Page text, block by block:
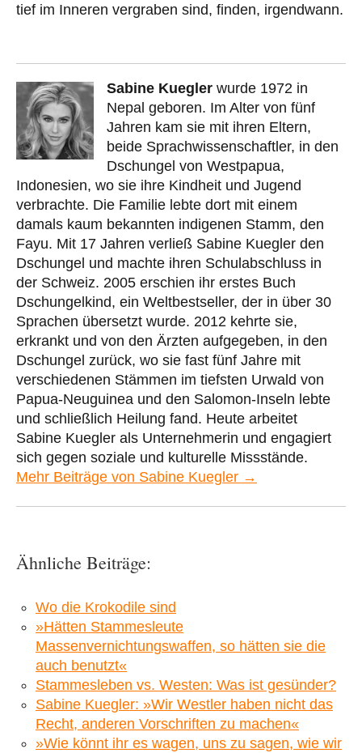
tief im Inneren vergraben sind, finden, irgendwann.
Sabine Kuegler wurde 1972 in
Nepal geboren. Im Alter von fünf
Jahren kam sie mit ihren Eltern,
beide Sprachwissenschaftler, in den
Dschungel von Westpapua,
Indonesien, wo sie ihre Kindheit und Jugend
verbrachte. Die Familie lebte dort mit einem
damals kaum bekannten indigenen Stamm, den
Fayu. Mit 17 Jahren verließ Sabine Kuegler den
Dschungel und machte ihren Schulabschluss in
der Schweiz. 2005 erschien ihr erstes Buch
Dschungelkind, ein Weltbestseller, der in über 30
Sprachen übersetzt wurde. 2012 kehrte sie,
erkrankt und von den Ärzten aufgegeben, in den
Dschungel zurück, wo sie fast fünf Jahre mit
verschiedenen Stämmen im tiefsten Urwald von
Papua-Neuguinea und den Salomon-Inseln lebte
und schließlich Heilung fand. Heute arbeitet
Sabine Kuegler als Unternehmerin und engagiert
sich gegen soziale und kulturelle Missstände.
Mehr Beiträge von Sabine Kuegler →
Ähnliche Beiträge:
Wo die Krokodile sind
»Hätten Stammesleute
Massenvernichtungswaffen, so hätten sie die
auch benutzt«
Stammesleben vs. Westen: Was ist gesünder?
Sabine Kuegler: »Wir Westler haben nicht das
Recht, anderen Vorschriften zu machen«
»Wie könnt ihr es wagen, uns zu sagen, wie wir